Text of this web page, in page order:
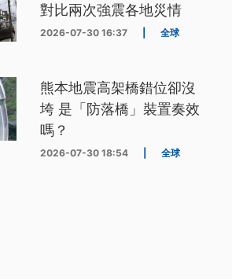
對比兩次強震各地災情
2026-07-30 16:37 全球
熊本地震高架橋錯位卻沒
垮 是「防落橋」裝置奏效
嗎？
2026-07-30 18:54 全球